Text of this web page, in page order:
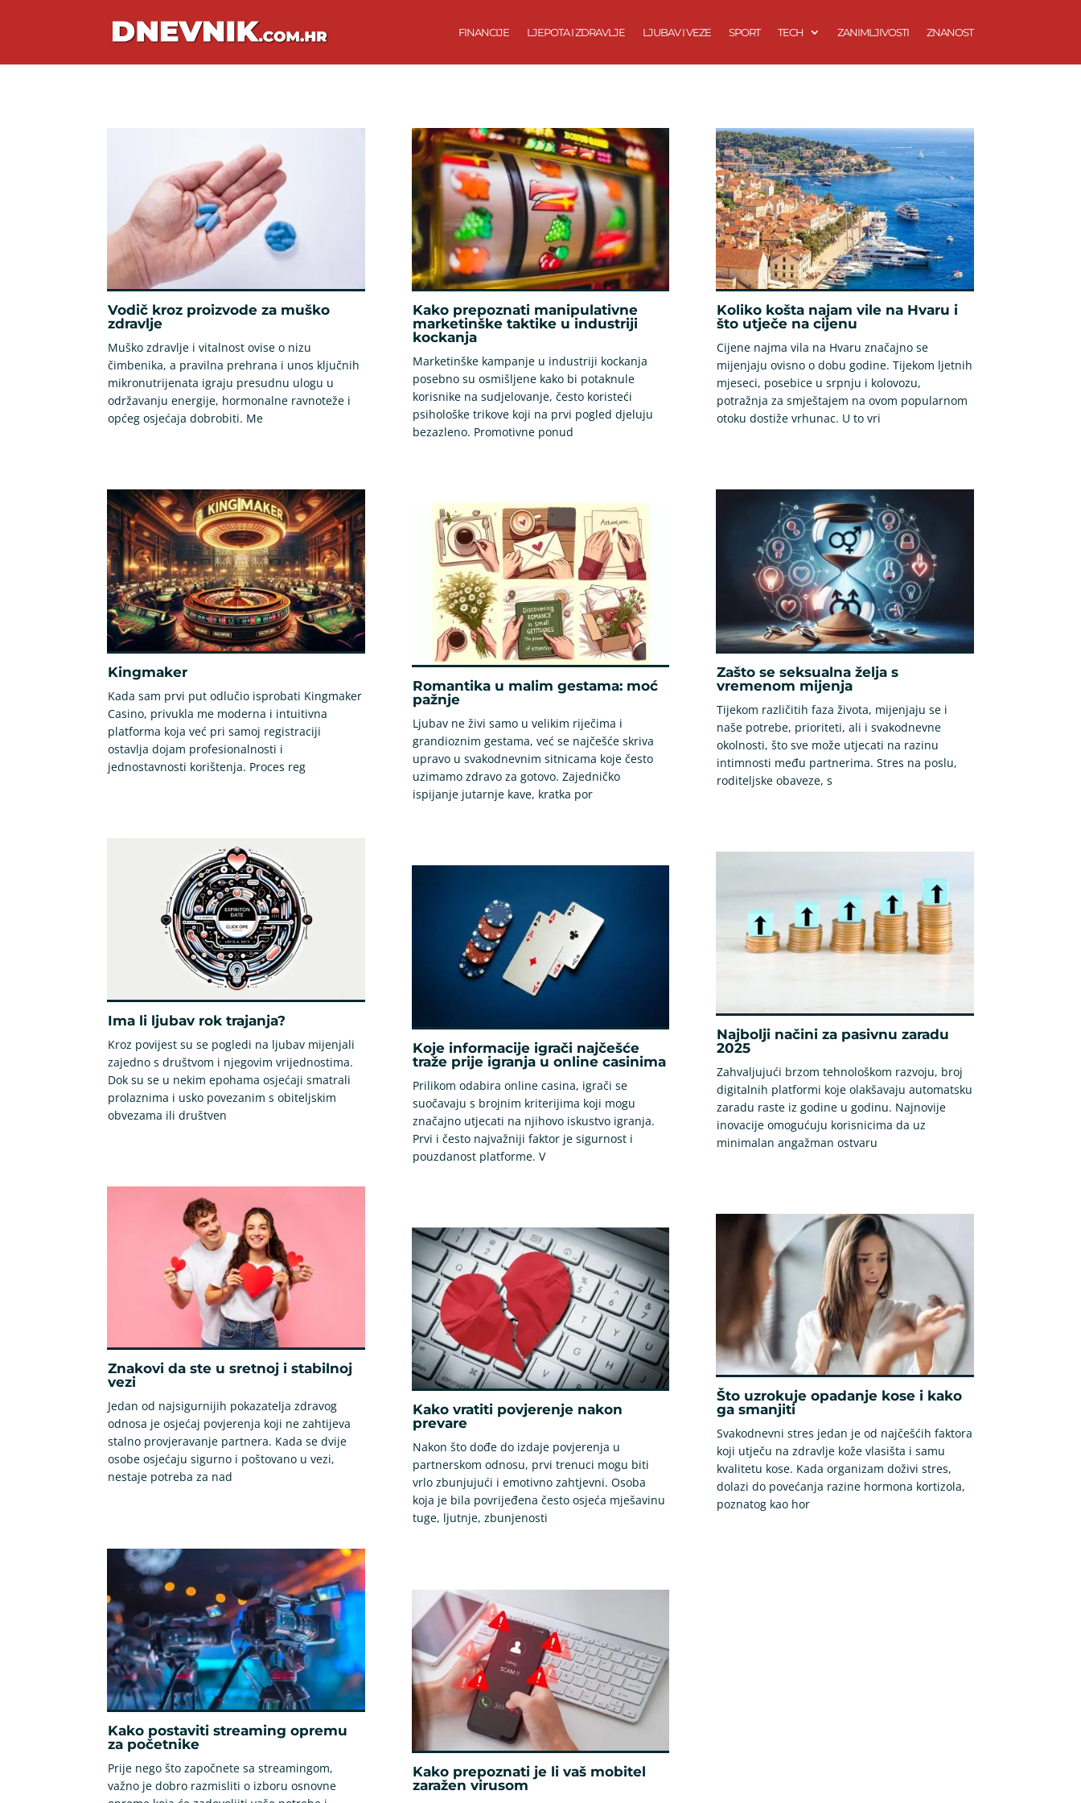
FINANCIJE LJEPOTA I ZDRAVLJE LJUBAV I VEZE SPORT TECH ZANIMLJIVOSTI ZNANOST
Vodič kroz proizvode za muško
zdravlje
Muško zdravlje i vitalnost ovise o nizu
čimbenika, a pravilna prehrana i unos ključnih
mikronutrijenata igraju presudnu ulogu u
održavanju energije, hormonalne ravnoteže i
općeg osjećaja dobrobiti. Me
Kingmaker
Kada sam prvi put odlučio isprobati Kingmaker
Casino, privukla me moderna i intuitivna
platforma koja već pri samoj registraciji
ostavlja dojam profesionalnosti i
jednostavnosti korištenja. Proces reg
Ima li ljubav rok trajanja?
Kroz povijest su se pogledi na ljubav mijenjali
zajedno s društvom i njegovim vrijednostima.
Dok su se u nekim epohama osjećaji smatrali
prolaznima i usko povezanim s obiteljskim
obvezama ili društven
Znakovi da ste u sretnoj i stabilnoj
vezi
Jedan od najsigurnijih pokazatelja zdravog
odnosa je osjećaj povjerenja koji ne zahtijeva
stalno provjeravanje partnera. Kada se dvije
osobe osjećaju sigurno i poštovano u vezi,
nestaje potreba za nad
Kako postaviti streaming opremu
za početnike
Prije nego što započnete sa streamingom,
važno je dobro razmisliti o izboru osnovne
Kako prepoznati manipulativne
marketinške taktike u industriji
kockanja
Marketinške kampanje u industriji kockanja
posebno su osmišljene kako bi potaknule
korisnike na sudjelovanje, često koristeći
psihološke trikove koji na prvi pogled djeluju
bezazleno. Promotivne ponud
Romantika u malim gestama: moć
pažnje
Ljubav ne živi samo u velikim riječima i
grandioznim gestama, već se najčešće skriva
upravo u svakodnevnim sitnicama koje često
uzimamo zdravo za gotovo. Zajedničko
ispijanje jutarnje kave, kratka por
Koje informacije igrači najčešće
traže prije igranja u online casinima
Prilikom odabira online casina, igrači se
suočavaju s brojnim kriterijima koji mogu
značajno utjecati na njihovo iskustvo igranja.
Prvi i često najvažniji faktor je sigurnost i
pouzdanost platforme. V
Kako vratiti povjerenje nakon
prevare
Nakon što dođe do izdaje povjerenja u
partnerskom odnosu, prvi trenuci mogu biti
vrlo zbunjujući i emotivno zahtjevni. Osoba
koja je bila povrijeđena često osjeća mješavinu
tuge, ljutnje, zbunjenosti
Kako prepoznati je li vaš mobitel
zaražen virusom
Koliko košta najam vile na Hvaru i
što utječe na cijenu
Cijene najma vila na Hvaru značajno se
mijenjaju ovisno o dobu godine. Tijekom ljetnih
mjeseci, posebice u srpnju i kolovozu,
potražnja za smještajem na ovom popularnom
otoku dostiže vrhunac. U to vri
Zašto se seksualna želja s
vremenom mijenja
Tijekom različitih faza života, mijenjaju se i
naše potrebe, prioriteti, ali i svakodnevne
okolnosti, što sve može utjecati na razinu
intimnosti među partnerima. Stres na poslu,
roditeljske obaveze, s
Najbolji načini za pasivnu zaradu
2025
Zahvaljujući brzom tehnološkom razvoju, broj
digitalnih platformi koje olakšavaju automatsku
zaradu raste iz godine u godinu. Najnovije
inovacije omogućuju korisnicima da uz
minimalan angažman ostvaru
Što uzrokuje opadanje kose i kako
ga smanjiti
Svakodnevni stres jedan je od najčešćih faktora
koji utječu na zdravlje kože vlasišta i samu
kvalitetu kose. Kada organizam doživi stres,
dolazi do povećanja razine hormona kortizola,
poznatog kao hor